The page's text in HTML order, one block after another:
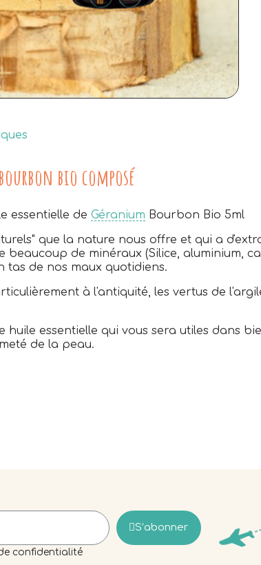
bio composé
essentielle de Géranium Bourbon Bio 5ml
que la nature nous offre et qui a
beaucoup de minéraux (Silice, aluminium,
tas de nos maux quotidiens.
à l'antiquité, les vertus de
huile essentielle qui vous sera utiles dans
de la peau.
S’abonner
confidentialité